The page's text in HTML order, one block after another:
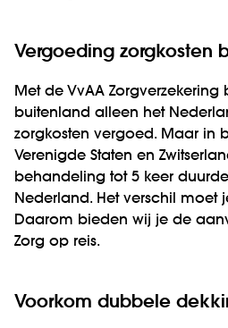
Vergoeding zorgkosten
Met de VvAA Zorgverzekering
buitenland alleen het
zorgkosten vergoed. Maar in
Verenigde Staten en
behandeling tot 5 keer
Nederland. Het verschil moet
Daarom bieden wij je de
Zorg op reis.
Voorkom dubbele